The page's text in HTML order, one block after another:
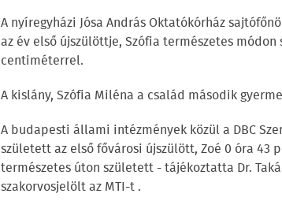
A nyíregyházi Jósa András Oktatókórház
az év első újszülöttje, Szófia természetes
centiméterrel.
A kislány, Szófia Miléna a család második
A budapesti állami intézmények közül a DBC
született az első fővárosi újszülött, Zoé 0 óra 43
természetes úton született - tájékoztatta Dr.
szakorvosjelölt az MTI-t .